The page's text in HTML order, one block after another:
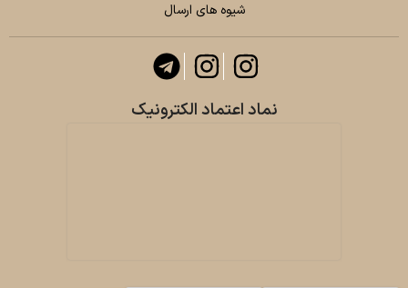
شیوه های ارسال
نماد اعتماد الکترونیک